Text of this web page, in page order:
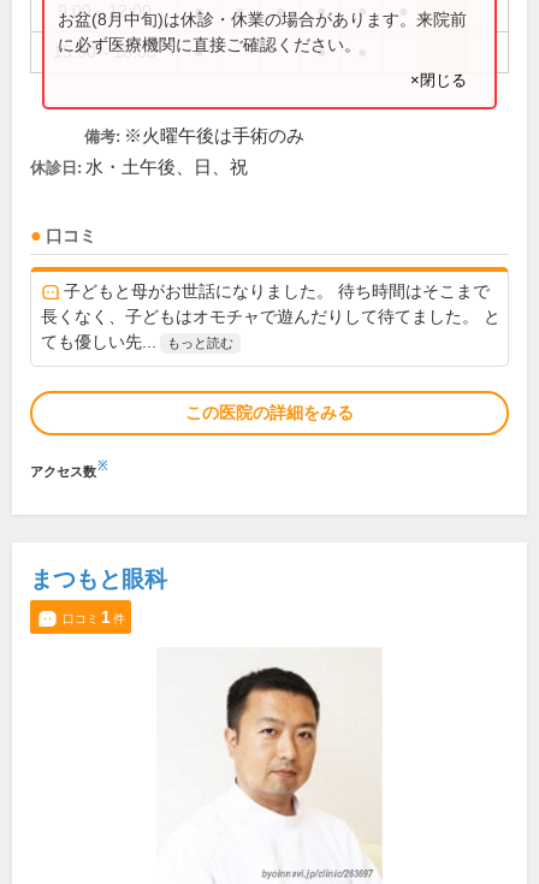
9:00～12:00 ● ● ● ● ●
15:00～18:00 ● ●
お盆(8月中旬)は休診・休業の場合があります。来院前
に必ず医療機関に直接ご確認ください。
×閉じる
備考: ※火曜午後は手術のみ
休診日: 水・土午後、日、祝
口コミ
子どもと母がお世話になりました。 待ち時間はそこまで
長くなく、子どもはオモチャで遊んだりして待てました。 と
ても優しい先...
もっと読む
この医院の詳細をみる
アクセス数※
まつもと眼科
口コミ 1件